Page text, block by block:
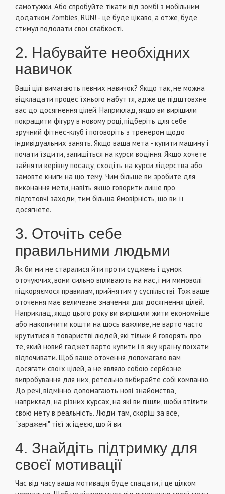
самотужки. Або спробуйте тікати від зомбі з мобільним
додатком Zombies, RUN! - це буде цікаво, а отже, буде
стимул подолати свої слабкості.
2. Набувайте необхідних
навичок
Ваші цілі вимагають певних навичок? Якщо так, не можна
відкладати процес їхнього набуття, адже це підштовхне
вас до досягнення цілей. Наприклад, якщо ви вирішили
покращити фігуру в новому році, підберіть для себе
зручний фітнес-клуб і поговоріть з тренером щодо
індивідуальних занять. Якщо ваша мета - купити машину і
почати їздити, запишіться на курси водіння. Якщо хочете
зайняти керівну посаду, сходіть на курси лідерства або
замовте книги на цю тему. Чим більше ви зробите для
виконання мети, навіть якщо говорити лише про
підготовчі заходи, тим більша ймовірність, що ви її
досягнете.
3. Оточіть себе
правильними людьми
Як би ми не старалися йти проти суджень і думок
оточуючих, вони сильно впливають на нас, і ми мимоволі
підкоряємося правилам, прийнятим у суспільстві. Тож ваше
оточення має величезне значення для досягнення цілей.
Наприклад, якщо цього року ви вирішили жити економніше
або накопичити кошти на щось важливе, не варто часто
крутитися в товаристві людей, які тільки й говорять про
те, який новий гаджет варто купити і в яку країну поїхати
відпочивати. Щоб ваше оточення допомагало вам
досягати своїх цілей, а не являло собою серйозне
випробування для них, ретельно вибирайте собі компанію.
До речі, відмінно допомагають нові знайомства,
наприклад, на різних курсах, на які ви пішли, щоби втілити
свою мету в реальність. Люди там, скоріш за все,
"заражені" тієї ж ідеєю, що й ви.
4. Знайдіть підтримку для
своєї мотивації
Час від часу ваша мотивація буде спадати, і це цілком